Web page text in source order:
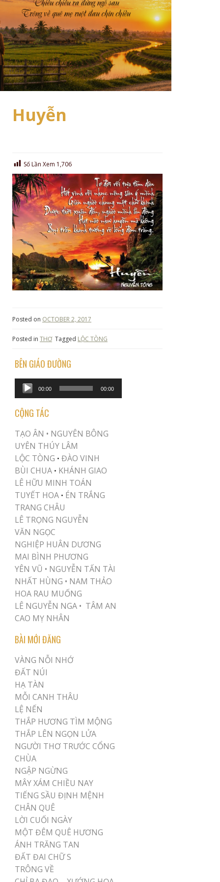
Huyễn
Số Lần Xem 1,706
Posted on OCTOBER 2, 2017
Posted in THƠ Tagged LỘC TÒNG
BÊN GIÁO ĐƯỜNG
Audio
Player
00:00 00:00
CỘNG TÁC
TẠO ÂN • NGUYÊN BÔNG
UYÊN THÚY LÂM
LỘC TÒNG • ĐÀO VINH
BÙI CHUA • KHÁNH GIAO
LÊ HỮU MINH TOÁN
TUYẾT HOA • ÉN TRẮNG
TRANG CHÂU
LÊ TRỌNG NGUYỄN
VĂN NGỌC
NGHIỆP HUÂN DƯƠNG
MAI BÌNH PHƯƠNG
YÊN VŨ • NGUYỄN TẤN TÀI
NHẤT HÙNG • NAM THẢO
HOA RAU MUỐNG
LÊ NGUYỄN NGA • TÂM AN
CAO MỴ NHÂN
BÀI MỚI ĐĂNG
VÀNG NỖI NHỚ
ĐẤT NÚI
HẠ TÀN
MỖI CANH THÂU
LỆ NẾN
THẮP HƯƠNG TÌM MỘNG
THẮP LÊN NGỌN LỬA
NGƯỜI THƠ TRƯỚC CỔNG
CHÙA
NGẬP NGỪNG
MÂY XÁM CHIỀU NAY
TIẾNG SẦU ĐỊNH MỆNH
CHÂN QUÊ
LỜI CUỐI NGÀY
MỘT ĐÊM QUÊ HƯƠNG
ÁNH TRĂNG TAN
ĐẤT ĐAI CHỮ S
TRÔNG VỀ